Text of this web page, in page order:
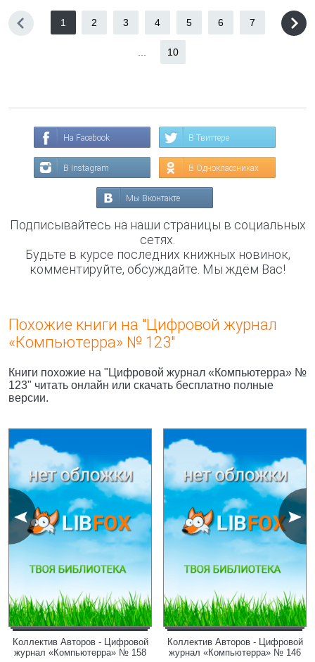
1 2 3 4 5 6 7
10
На Facebook В Твиттере
В Instagram В Одноклассниках
Мы Вконтакте
Подписывайтесь на наши страницы в социальных
сетях.
Будьте в курсе последних книжных новинок,
комментируйте, обсуждайте. Мы ждём Вас!
Похожие книги на "Цифровой журнал
«Компьютерра» № 123"
Книги похожие на "Цифровой журнал «Компьютерра» №
123" читать онлайн или скачать бесплатно полные
версии.
Коллектив Авторов - Цифровой
журнал «Компьютерра» № 158
Коллектив Авторов - Цифровой
журнал «Компьютерра» № 146